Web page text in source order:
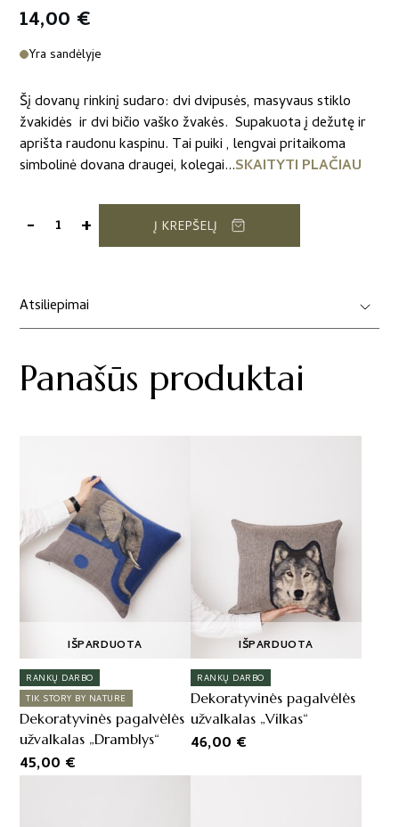
14,00 €
Yra sandėlyje
Šį dovanų rinkinį sudaro: dvi dvipusės, masyvaus stiklo
žvakidės ir dvi bičio vaško žvakės. Supakuota į dežutę ir
aprišta raudonu kaspinu. Tai puiki , lengvai pritaikoma
simbolinė dovana draugei, kolegai...SKAITYTI PLAČIAU
-produkto
rinkinys
„Namų
+ Į KREPŠELĮ
Atsiliepimai
Panašūs produktai
RANKŲ DARBO
TIK STORY BY NATURE
Dekoratyvinės pagalvėlės
užvalkalas „Dramblys“
45,00 €
IŠPARDUOTA
RANKŲ DARBO
Dekoratyvinės pagalvėlės
užvalkalas „Vilkas“
46,00 €
IŠPARDUOTA